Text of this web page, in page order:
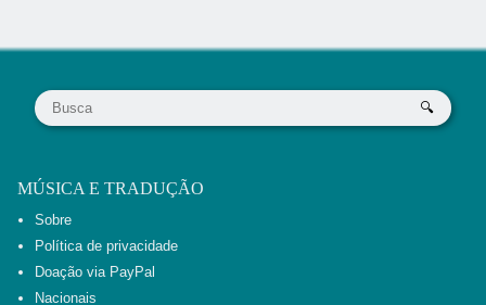
MÚSICA E TRADUÇÃO
Sobre
Política de privacidade
Doação via PayPal
Nacionais